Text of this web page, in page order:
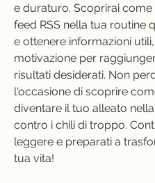
e duraturo. Scoprirai come
feed RSS nella tua routine
e ottenere informazioni
motivazione per
risultati desiderati. Non
l'occasione di scoprire
diventare il tuo alleato
contro i chili di troppo.
leggere e preparati a
tua vita!